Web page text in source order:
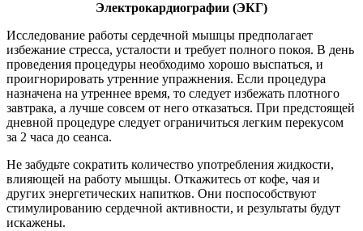
Электрокардиографии (ЭКГ)
Исследование работы сердечной мышцы предполагает
избежание стресса, усталости и требует полного покоя. В день
проведения процедуры необходимо хорошо выспаться, и
проигнорировать утренние упражнения. Если процедура
назначена на утреннее время, то следует избежать плотного
завтрака, а лучше совсем от него отказаться. При предстоящей
дневной процедуре следует ограничиться легким перекусом
за 2 часа до сеанса.
Не забудьте сократить количество употребления жидкости,
влияющей на работу мышцы. Откажитесь от кофе, чая и
других энергетических напитков. Они поспособствуют
стимулированию сердечной активности, и результаты будут
искажены.